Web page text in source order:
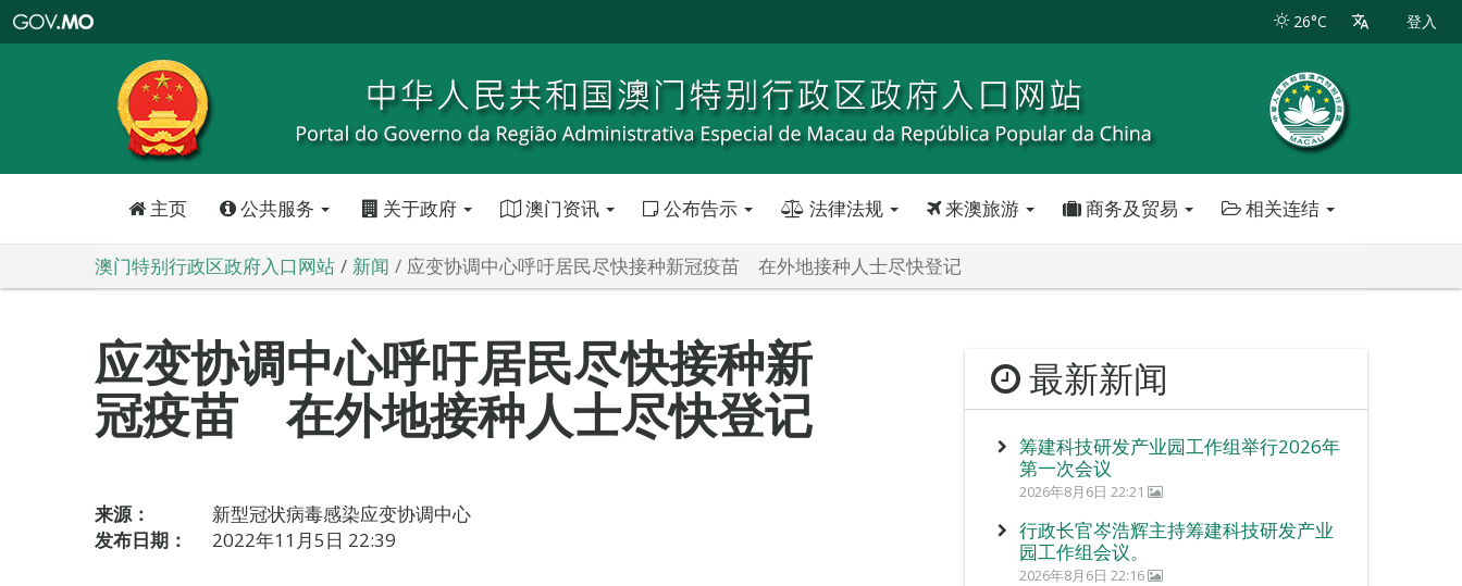
特
政
区
政
口
26°C 登入
主页 公共服务 关于政府 澳门资讯 公布告示 法律法规 来澳旅游 商务及贸易 相关连结
澳门特别行政区政府入口网站 新闻 应变协调中心呼吁居民尽快接种新冠疫苗 在外地接种人士尽快登记
应变协调中心呼吁居民尽快接种新
冠疫苗 在外地接种人士尽快登记
来源：
新型冠状病毒感染应变协调中心
发布日期：
2022年11月5日 22:39
最新新闻
筹建科技研发产业园工作组举行2026年
第一次会议
2026年8月6日 22:21
行政长官岑浩辉主持筹建科技研发产业
园工作组会议。
2026年8月6日 22:16